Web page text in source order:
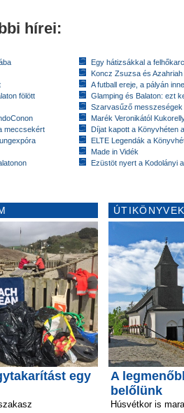
hírei:
fölött
meccsekért
Egy hátizsákkal a
Koncz Zsuzsa és
A futball ereje, a pályán
Glamping és Balaton: ezt
Szarvasűző messzeségek
Marék Veronikától
Díjat kapott a Könyvhéten
ELTE Legendák a
Made in Vidék
Ezüstöt nyert a Kodolányi
egy
A
belőlünk
Húsvétkor is